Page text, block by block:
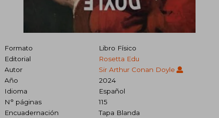
Formato
Libro Físico
Editorial
Rosetta Edu
Autor
Sir Arthur Conan Doyle
Año
2024
Idioma
Español
N° páginas
115
Encuadernación
Tapa Blanda